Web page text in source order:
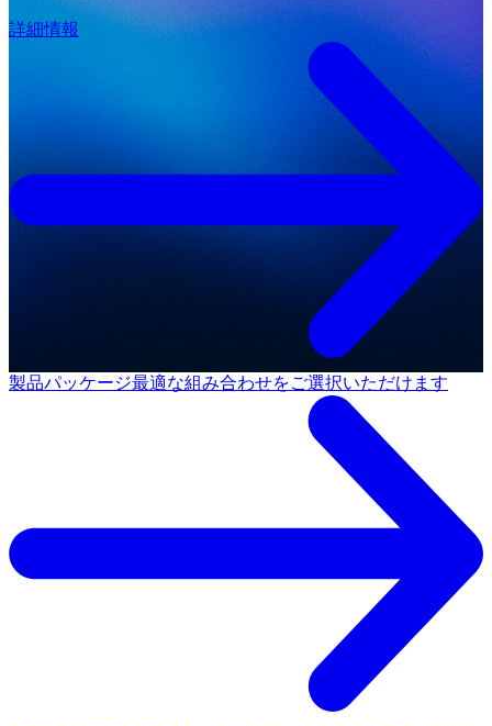
詳細情報
製品パッケージ最適な組み合わせをご選択いただけます